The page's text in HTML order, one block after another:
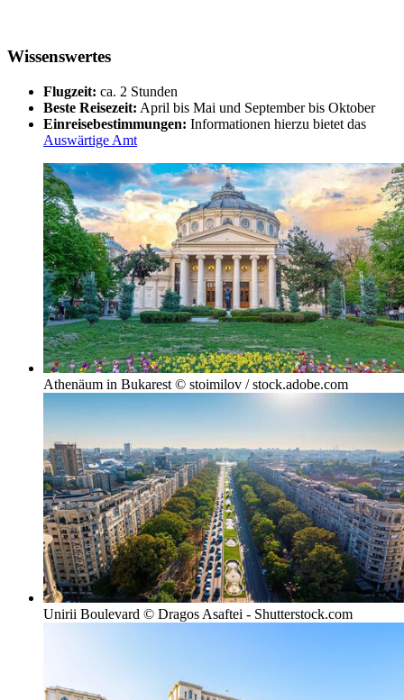
Wissenswertes
Flugzeit: ca. 2 Stunden
Beste Reisezeit: April bis Mai und September bis Oktober
Einreisebestimmungen: Informationen hierzu bietet das
Auswärtige Amt
Athenäum in Bukarest © stoimilov / stock.adobe.com
Unirii Boulevard © Dragos Asaftei - Shutterstock.com